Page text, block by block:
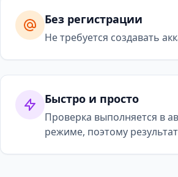
Без регистрации
Не требуется создавать
Быстро и просто
Проверка выполняется в
режиме, поэтому